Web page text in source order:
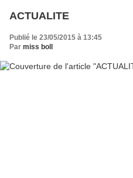
ACTUALITE
Publié le 23/05/2015 à 13:45
Par miss boll